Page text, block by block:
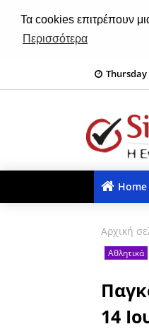
Τα cookies επιτρέπουν
Περισσότερα
Thursday
για 8.000 θέσεις εργασίας
Home
Αρχική
Αθλητικά
14